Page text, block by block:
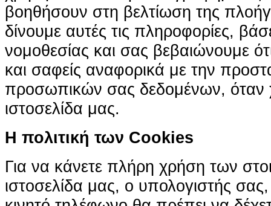
βοηθήσουν στη βελτίωση της
δίνουμε αυτές τις πληροφορίες,
νομοθεσίας και σας βεβαιώνουμε ότι
και σαφείς αναφορικά με την
προσωπικών σας δεδομένων, όταν
ιστοσελίδα μας.
H πολιτική των Cookies
Για να κάνετε πλήρη χρήση των
ιστοσελίδα μας, ο υπολογιστής